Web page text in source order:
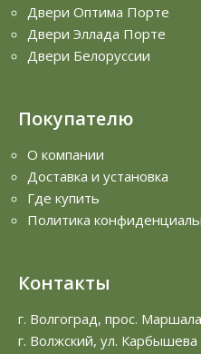
Двери Оптима Порте
Двери Эллада Порте
Двери Белоруссии
Покупателю
О компании
Доставка и установка
Где купить
Политика
Контакты
г. Волгоград, прос.
г. Волжский, ул.